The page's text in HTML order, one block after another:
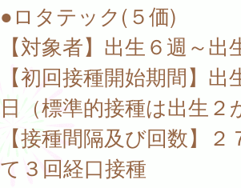
●ロタテック(５価)
【対象者】出生６週～出
【初回接種開始期間】
日（標準的接種は出生２
【接種間隔及び回数】
て３回経口接種